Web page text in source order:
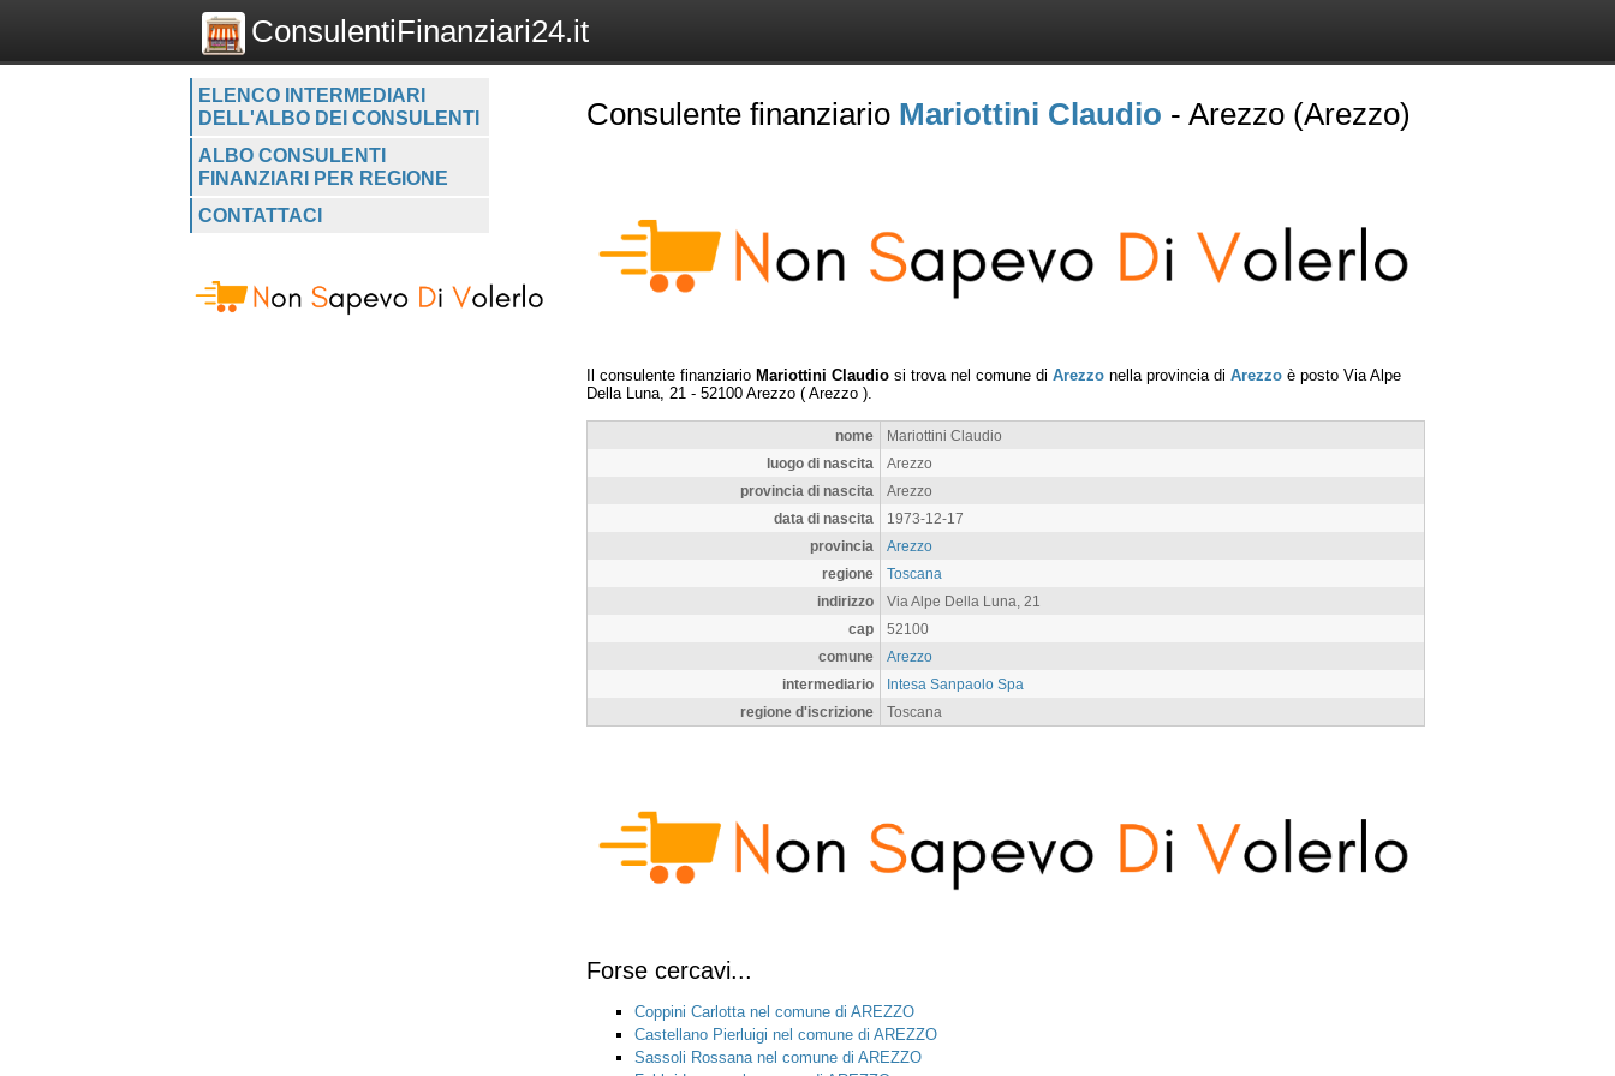
ConsulentiFinanziari24.it
ELENCO INTERMEDIARI
DELL'ALBO DEI CONSULENTI
ALBO CONSULENTI
FINANZIARI PER REGIONE
CONTATTACI
Consulente finanziario Mariottini Claudio - Arezzo (Arezzo)
Il consulente finanziario Mariottini Claudio si trova nel comune di Arezzo nella provincia di Arezzo è posto Via Alpe
Della Luna, 21 - 52100 Arezzo ( Arezzo ).
nome
Mariottini Claudio
luogo di nascita
Arezzo
provincia di nascita
Arezzo
data di nascita
1973-12-17
provincia
Arezzo
regione
Toscana
indirizzo
Via Alpe Della Luna, 21
cap
52100
comune
Arezzo
intermediario
Intesa Sanpaolo Spa
regione d'iscrizione
Toscana
Forse cercavi...
Coppini Carlotta nel comune di AREZZO
Castellano Pierluigi nel comune di AREZZO
Sassoli Rossana nel comune di AREZZO